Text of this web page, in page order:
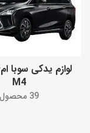
M4
39 محصول